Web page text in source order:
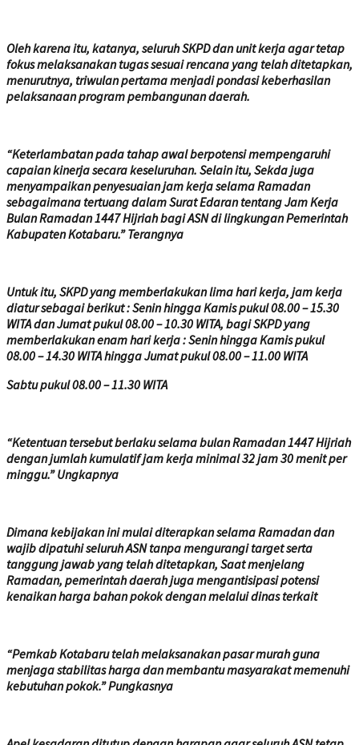
Oleh karena itu, katanya, seluruh SKPD dan unit kerja agar tetap
fokus melaksanakan tugas sesuai rencana yang telah ditetapkan,
menurutnya, triwulan pertama menjadi pondasi keberhasilan
pelaksanaan program pembangunan daerah.
“Keterlambatan pada tahap awal berpotensi mempengaruhi
capaian kinerja secara keseluruhan. Selain itu, Sekda juga
menyampaikan penyesuaian jam kerja selama Ramadan
sebagaimana tertuang dalam Surat Edaran tentang Jam Kerja
Bulan Ramadan 1447 Hijriah bagi ASN di lingkungan Pemerintah
Kabupaten Kotabaru.” Terangnya
Untuk itu, SKPD yang memberlakukan lima hari kerja, jam kerja
diatur sebagai berikut : Senin hingga Kamis pukul 08.00 – 15.30
WITA dan Jumat pukul 08.00 – 10.30 WITA, bagi SKPD yang
memberlakukan enam hari kerja : Senin hingga Kamis pukul
08.00 – 14.30 WITA hingga Jumat pukul 08.00 – 11.00 WITA
Sabtu pukul 08.00 – 11.30 WITA
“Ketentuan tersebut berlaku selama bulan Ramadan 1447 Hijriah
dengan jumlah kumulatif jam kerja minimal 32 jam 30 menit per
minggu.” Ungkapnya
Dimana kebijakan ini mulai diterapkan selama Ramadan dan
wajib dipatuhi seluruh ASN tanpa mengurangi target serta
tanggung jawab yang telah ditetapkan, Saat menjelang
Ramadan, pemerintah daerah juga mengantisipasi potensi
kenaikan harga bahan pokok dengan melalui dinas terkait
“Pemkab Kotabaru telah melaksanakan pasar murah guna
menjaga stabilitas harga dan membantu masyarakat memenuhi
kebutuhan pokok.” Pungkasnya